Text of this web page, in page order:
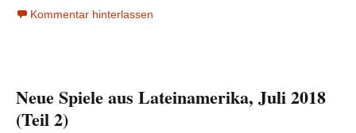
Kommentar hinterlassen
Neue Spiele aus Lateinamerika, Juli 2018
(Teil 2)